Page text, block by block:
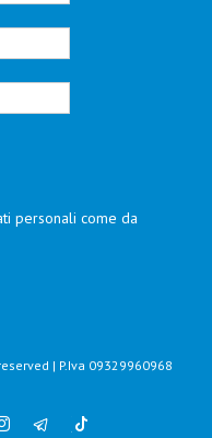
personali come da
| P.Iva 09329960968
Instagram